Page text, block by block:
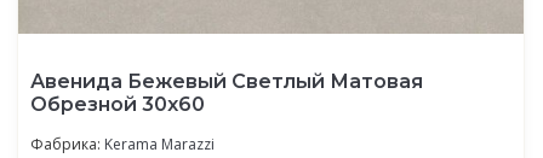
Авенида Бежевый Светлый Матовая
Обрезной 30х60
Фабрика: Kerama Marazzi